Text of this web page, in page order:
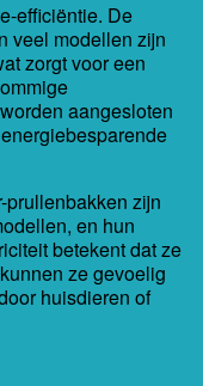
efficiëntie. De
veel modellen zijn
zorgt voor een
aangesloten
prullenbakken zijn
en hun
betekent dat ze
ze gevoelig
huisdieren of